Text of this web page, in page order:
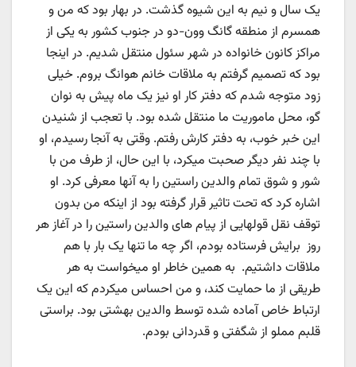
یک سال و نیم به این شیوه گذشت. در بهار بود که من و
همسرم از منطقه گانگ وون-دو در جنوب کشور به یکی از
مراکز کانون خانواده در شهر سئول منتقل شدیم. در اینجا
بود که تصميم گرفتم به ملاقات خانم هوانگ بروم. خیلی
زود متوجه شدم که دفتر کار او نیز یک ماه پیش به نوان
گو، محل ماموریت ما منتقل شده بود. با تعجب از شنیدن
این خبر خوب، به دفتر کارش رفتم. وقتی به آنجا رسیدم، او
با چند نفر دیگر صحبت میکرد، با این حال، از طرف من با
شور و شوق تمام والدین راستین را به آنها معرفی کرد. او
اشاره کرد که تحت تاثیر قرار گرفته بود از اینکه من بدون
توقف نقل قولهایی از پیام های والدین راستین را در آغاز هر
روز برایش فرستاده بودم، اگر چه ما تنها یک بار با هم
ملاقات داشتیم. به همین خاطر او ميخواست به هر
طریقی از ما حمايت کند، و من احساس میکردم که این یک
ارتباط خاص آماده شده توسط والدین بهشتی بود. براستی
قلبم مملو از شگفتی و قدردانی بودم.